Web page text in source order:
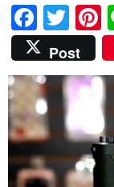
F
ac
e
b
o
o
k
T
w
itt
er
t
Post